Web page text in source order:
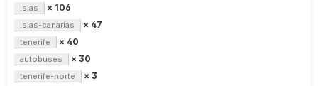
islas × 106
islas-canarias × 47
tenerife × 40
autobuses × 30
tenerife-norte × 3